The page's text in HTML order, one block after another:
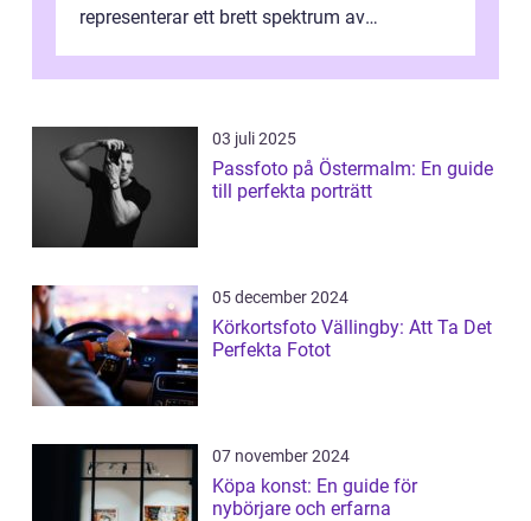
representerar ett brett spektrum av
03 juli 2025
Passfoto på Östermalm: En guide
till perfekta porträtt
05 december 2024
Körkortsfoto Vällingby: Att Ta Det
Perfekta Fotot
07 november 2024
Köpa konst: En guide för
nybörjare och erfarna